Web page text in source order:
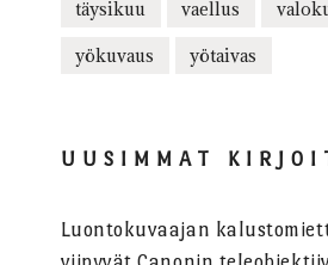
täysikuu vaellus
yökuvaus yötaivas
UUSIMMAT
Luontokuvaajan